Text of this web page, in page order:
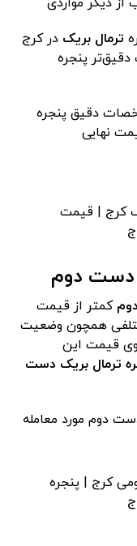
ترمال بریکدر کرج
دقیق‌تر پنجره
دقیق پنجره
نهایی
دست دوم
کمتر از قیمت
همچون وضعیت
قیمت این
ترمال بریک دست
دوم مورد معامله